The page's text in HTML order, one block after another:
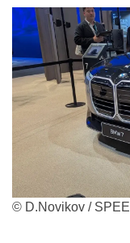
© D.Novikov /